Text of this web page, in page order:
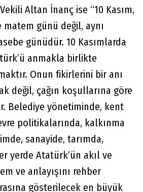
Altan İnanç ise “10 Kasım,
matem günü değil, aynı
günüdür. 10 Kasımlarda
anmakla birlikte
Onun fikirlerini bir anı
değil, çağın koşullarına göre
Belediye yönetiminde, kent
politikalarında, kalkınma
sanayide, tarımda,
yerde Atatürk’ün akıl ve
ve anlayışını rehber
gösterilecek en büyük